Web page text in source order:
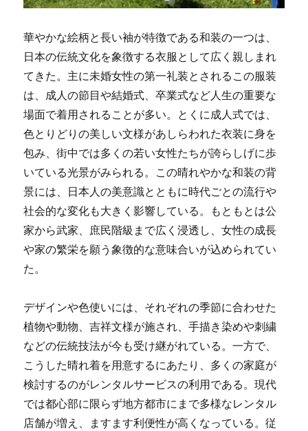
華やかな絵柄と長い袖が特徴である和装の一つは、
日本の伝統文化を象徴する衣服として広く親しまれ
てきた。 主に未婚女性の第一礼装とされるこの服装
は、成人の節目や結婚式、卒業式など人生の重要な
場面で着用されることが多い。とくに成人式では、
色とりどりの美しい文様があしらわれた衣装に身を
包み、街中では多くの若い女性たちが誇らしげに歩
いている光景がみられる。この晴れやかな和装の背
景には、日本人の美意識とともに時代ごとの流行や
社会的な変化も大きく影響している。もともとは公
家から武家、庶民階級まで広く浸透し、女性の成長
や家の繁栄を願う象徴的な意味合いが込められてい
た。
デザインや色使いには、それぞれの季節に合わせた
植物や動物、吉祥文様が施され、手描き染めや刺繍
などの伝統技法が今も受け継がれている。一方で、
こうした晴れ着を用意するにあたり、多くの家庭が
検討するのがレンタルサービスの利用である。現代
では都心部に限らず地方都市にまで多様なレンタル
店舗が増え、ますます利便性が高くなっている。従